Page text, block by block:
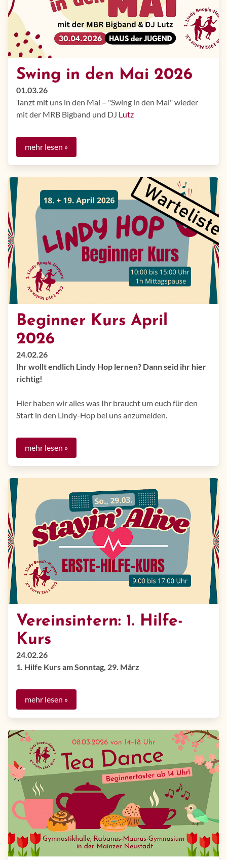
Swing in den Mai 2026
01.03.26
Tanzt mit uns in den Mai – "Swing in den Mai" wieder
mit der MRB Bigband und DJ Lutz
mehr lesen »
Beginner Kurs April
2026
24.02.26
Ihr wollt endlich Lindy Hop lernen? Dann seid ihr hier
richtig!
Hier haben wir alles was Ihr braucht um euch für den
Start in den Lindy-Hop bei uns anzumelden.
mehr lesen »
Vereinsintern: 1. Hilfe-
Kurs
24.02.26
1. Hilfe Kurs am Sonntag, 29. März
mehr lesen »